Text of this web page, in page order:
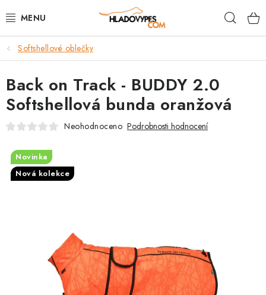
na
POTŘEBY PRO PSY
TAMI PŘEPRAVNÍ BOXY
SPORT SE PSEM
FAQ
PRODEJNA
Softshellové oblečky
Back on Track - BUDDY 2.0
Softshellová bunda oranžová
Neohodnoceno Podrobnosti hodnocení
Novinka
Nová kolekce